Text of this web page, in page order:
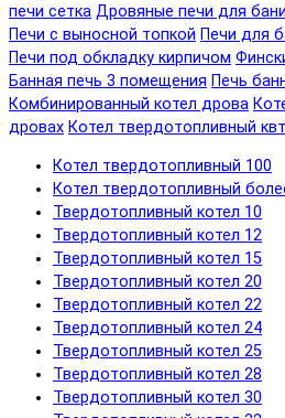
печи сетка Дровяные печи для бани
Печи с выносной топкой Печи для
Печи под обкладку кирпичом
Банная печь 3 помещения Печь
Комбинированный котел дрова
дровах Котел твердотопливный квт
Котел твердотопливный 100
Котел твердотопливный
Твердотопливный котел 10
Твердотопливный котел 12
Твердотопливный котел 15
Твердотопливный котел 20
Твердотопливный котел 22
Твердотопливный котел 24
Твердотопливный котел 25
Твердотопливный котел 28
Твердотопливный котел 30